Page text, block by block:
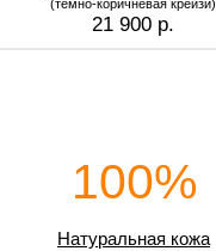
(темно-коричневая крейзи)
21 900 р.
100%
Натуральная кожа